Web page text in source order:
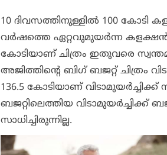
10 ദിവസത്തിനുള്ളില്‍ 100 കോടി
വര്‍ഷത്തെ ഏറ്റവുമുയര്‍ന്ന കളക്ഷന്‍
കോടിയാണ് ചിത്രം ഇതുവരെ
അജിത്തിന്റെ ബിഗ് ബജറ്റ് ചിത്രം
136.5 കോടിയാണ് വിടാമുയര്‍ച്ചിക്ക്
ബജറ്റിലെത്തിയ വിടാമുയര്‍ച്ചിക്ക്
സാധിച്ചിരുന്നില്ല.